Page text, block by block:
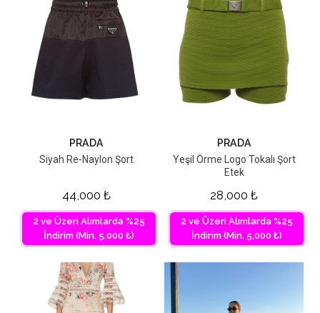
PRADA
Siyah Re-Naylon Şort
44,000 ₺
2 ve Üzeri Alımlarda %25
İndirim (Min. 5,000 ₺)
PRADA
Yeşil Örme Logo Tokalı Şort
Etek
28,000 ₺
2 ve Üzeri Alımlarda %25
İndirim (Min. 5,000 ₺)